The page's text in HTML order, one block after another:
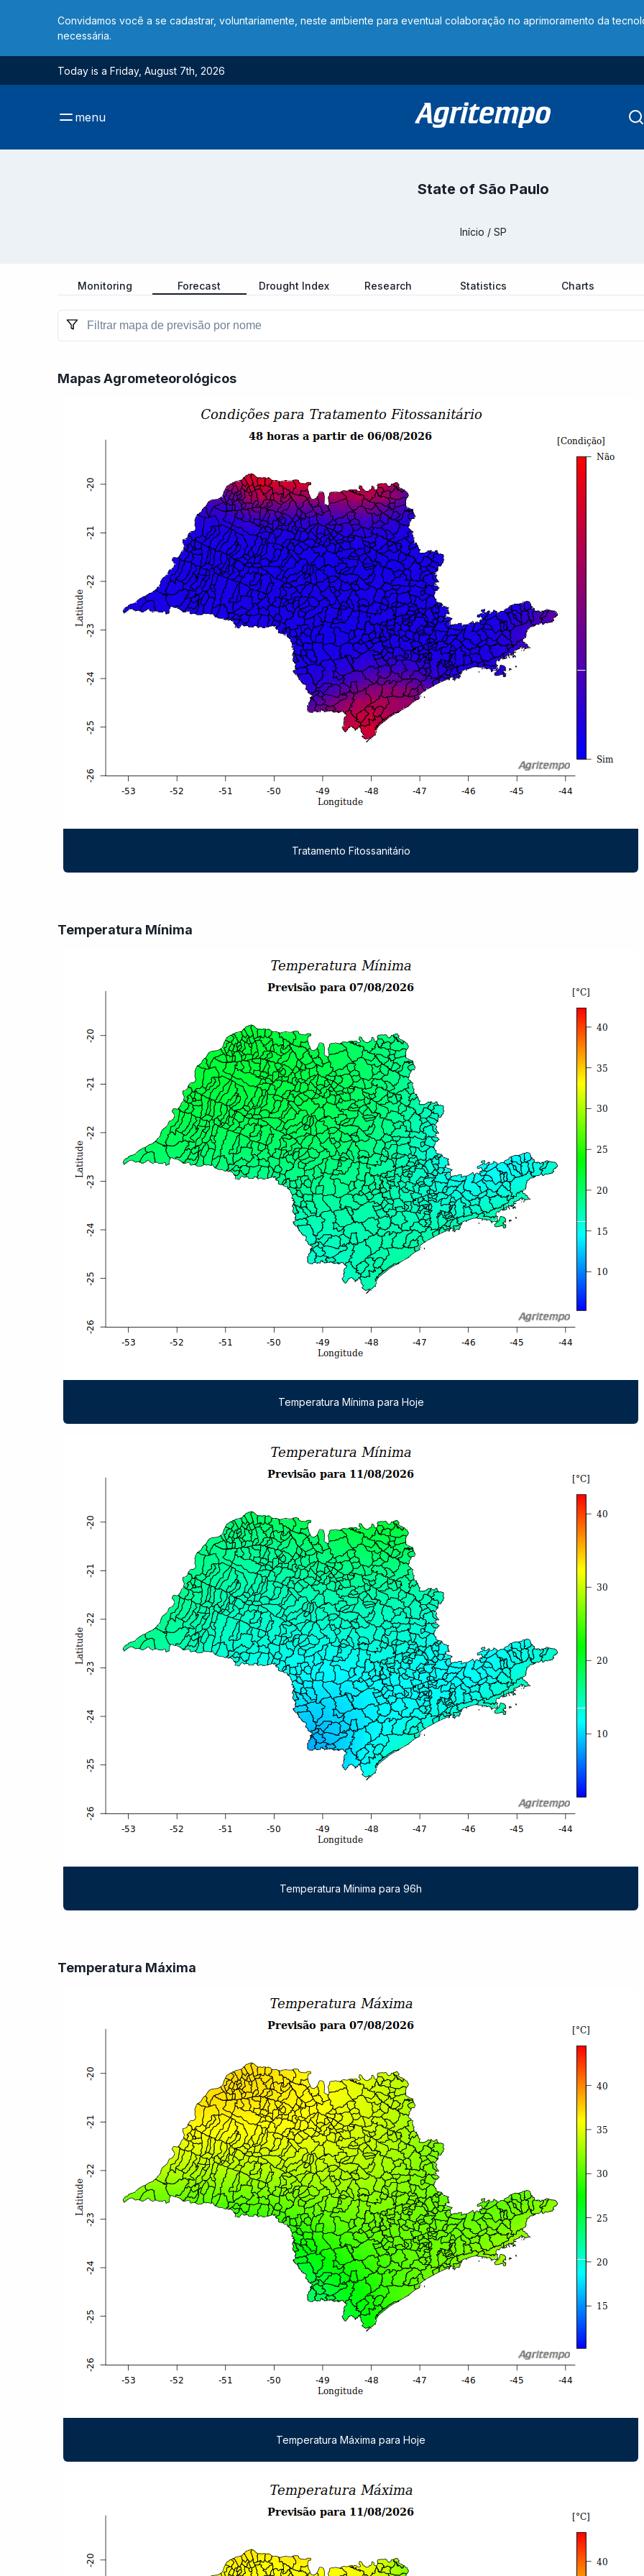
Convidamos você a se cadastrar, voluntariamente, neste ambiente para eventual colaboração no aprimoramento da
necessária.
Today is a Friday, August 7th, 2026
menu
State of São Paulo
Início / SP
Monitoring Forecast Drought Index Research Statistics Charts
Mapas Agrometeorológicos
Tratamento Fitossanitário
Temperatura Mínima
Temperatura Mínima para Hoje
Temperatura Mínima para 96h
Temperatura Máxima
Temperatura Máxima para Hoje